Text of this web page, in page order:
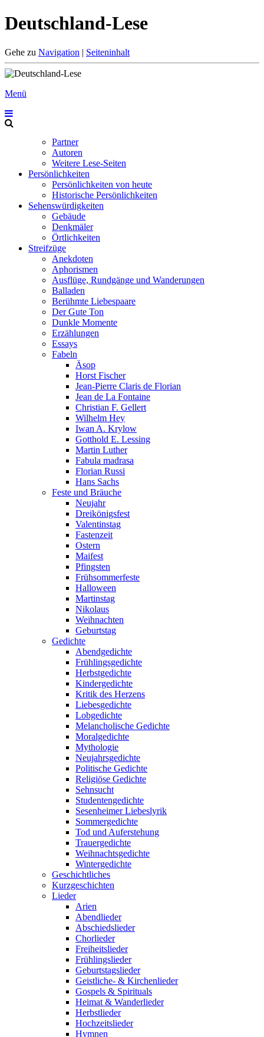
Deutschland-Lese
Gehe zu Navigation | Seiteninhalt
Menü
Partner
Autoren
Weitere Lese-Seiten
Persönlichkeiten
Persönlichkeiten von heute
Historische Persönlichkeiten
Sehenswürdigkeiten
Gebäude
Denkmäler
Örtlichkeiten
Streifzüge
Anekdoten
Aphorismen
Ausflüge, Rundgänge und Wanderungen
Balladen
Berühmte Liebespaare
Der Gute Ton
Dunkle Momente
Erzählungen
Essays
Fabeln
Äsop
Horst Fischer
Jean-Pierre Claris de Florian
Jean de La Fontaine
Christian F. Gellert
Wilhelm Hey
Iwan A. Krylow
Gotthold E. Lessing
Martin Luther
Fabula madrasa
Florian Russi
Hans Sachs
Feste und Bräuche
Neujahr
Dreikönigsfest
Valentinstag
Fastenzeit
Ostern
Maifest
Pfingsten
Frühsommerfeste
Halloween
Martinstag
Nikolaus
Weihnachten
Geburtstag
Gedichte
Abendgedichte
Frühlingsgedichte
Herbstgedichte
Kindergedichte
Kritik des Herzens
Liebesgedichte
Lobgedichte
Melancholische Gedichte
Moralgedichte
Mythologie
Neujahrsgedichte
Politische Gedichte
Religiöse Gedichte
Sehnsucht
Studentengedichte
Sesenheimer Liebeslyrik
Sommergedichte
Tod und Auferstehung
Trauergedichte
Weihnachtsgedichte
Wintergedichte
Geschichtliches
Kurzgeschichten
Lieder
Arien
Abendlieder
Abschiedslieder
Chorlieder
Freiheitslieder
Frühlingslieder
Geburtstagslieder
Geistliche- & Kirchenlieder
Gospels & Spirituals
Heimat & Wanderlieder
Herbstlieder
Hochzeitslieder
Hymnen